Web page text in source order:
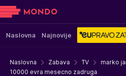
Naslovna Najnovije
Naslovna Zabava TV
marko
10000 evra mesecno zadruga